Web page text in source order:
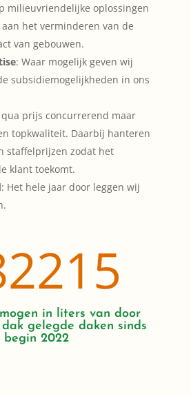
milieuvriendelijke oplossingen
het verminderen van de
van gebouwen.
: Waar mogelijk geven wij
subsidiemogelijkheden in ons
prijs concurrerend maar
topkwaliteit. Daarbij hanteren
staffelprijzen zodat het
klant toekomt.
: Het hele jaar door leggen wij
in liters van door
gelegde daken sinds
begin 2022